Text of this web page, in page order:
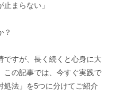
止まらない」
？
ですが、長く続くと心身に大
この記事では、今すぐ実践で
処法」を5つに分けてご紹介